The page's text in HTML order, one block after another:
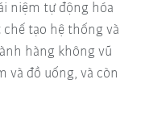
niệm tự động hóa
chế tạo hệ thống và
hàng không vũ
và đồ uống, và còn